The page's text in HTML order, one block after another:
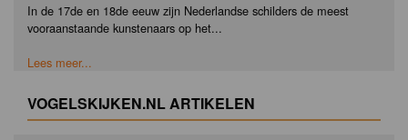
In de 17de en 18de eeuw zijn Nederlandse schilders de meest
vooraanstaande kunstenaars op het...
Lees meer...
VOGELSKIJKEN.NL ARTIKELEN